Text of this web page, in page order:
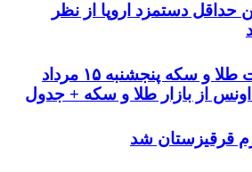
حداقل دستمزد اروپا از نظر
پیش‌ بینی قیمت طلا و سکه پنجشنبه ۱۵ مرداد
قرقیزستان شد